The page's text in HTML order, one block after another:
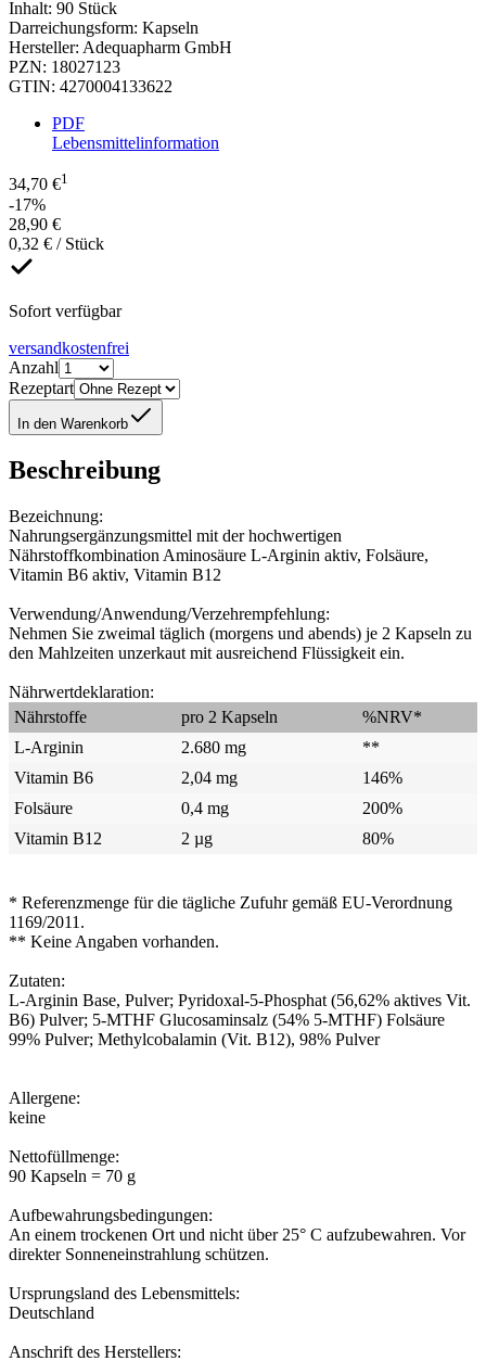
Inhalt: 90 Stück
Darreichungsform: Kapseln
Hersteller: Adequapharm GmbH
PZN: 18027123
GTIN: 4270004133622
PDF
Lebensmittelinformation
34,70 €1
-17%
28,90 €
0,32 € / Stück
Sofort verfügbar
versandkostenfrei
Anzahl
Rezeptart
In den Warenkorb
Beschreibung
Bezeichnung:
Nahrungsergänzungsmittel mit der hochwertigen
Nährstoffkombination Aminosäure L-Arginin aktiv, Folsäure,
Vitamin B6 aktiv, Vitamin B12
Verwendung/Anwendung/Verzehrempfehlung:
Nehmen Sie zweimal täglich (morgens und abends) je 2 Kapseln zu
den Mahlzeiten unzerkaut mit ausreichend Flüssigkeit ein.
Nährwertdeklaration:
Nährstoffe
pro 2 Kapseln
%NRV*
L-Arginin
2.680 mg
**
Vitamin B6
2,04 mg
146%
Folsäure
0,4 mg
200%
Vitamin B12
2 µg 80%
* Referenzmenge für die tägliche Zufuhr gemäß EU-Verordnung
1169/2011.
** Keine Angaben vorhanden.
Zutaten:
L-Arginin Base, Pulver; Pyridoxal-5-Phosphat (56,62% aktives Vit.
B6) Pulver; 5-MTHF Glucosaminsalz (54% 5-MTHF) Folsäure
99% Pulver; Methylcobalamin (Vit. B12), 98% Pulver
Allergene:
keine
Nettofüllmenge:
90 Kapseln = 70 g
Aufbewahrungsbedingungen:
An einem trockenen Ort und nicht über 25° C aufzubewahren. Vor
direkter Sonneneinstrahlung schützen.
Ursprungsland des Lebensmittels:
Deutschland
Anschrift des Herstellers: